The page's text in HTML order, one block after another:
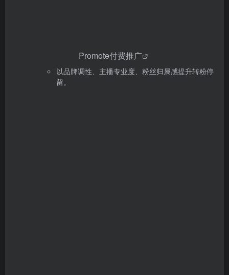
Promote付费推广
以品牌调性、主播专业度、粉丝归属感提升转粉停
留。